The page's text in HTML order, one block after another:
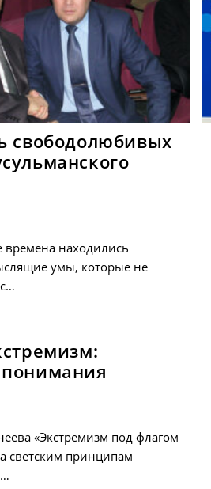
свободолюбивых
времена находились
умы, которые не
«Экстремизм под флагом
светским принципам